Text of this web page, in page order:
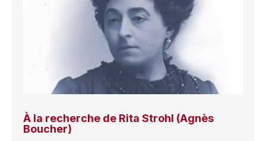
À la recherche de Rita Strohl (Agnès
Boucher)